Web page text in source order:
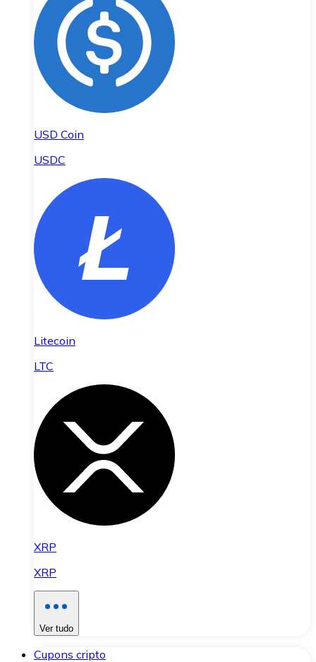
USD Coin
USDC
Litecoin
LTC
XRP
XRP
Ver tudo
Cupons cripto